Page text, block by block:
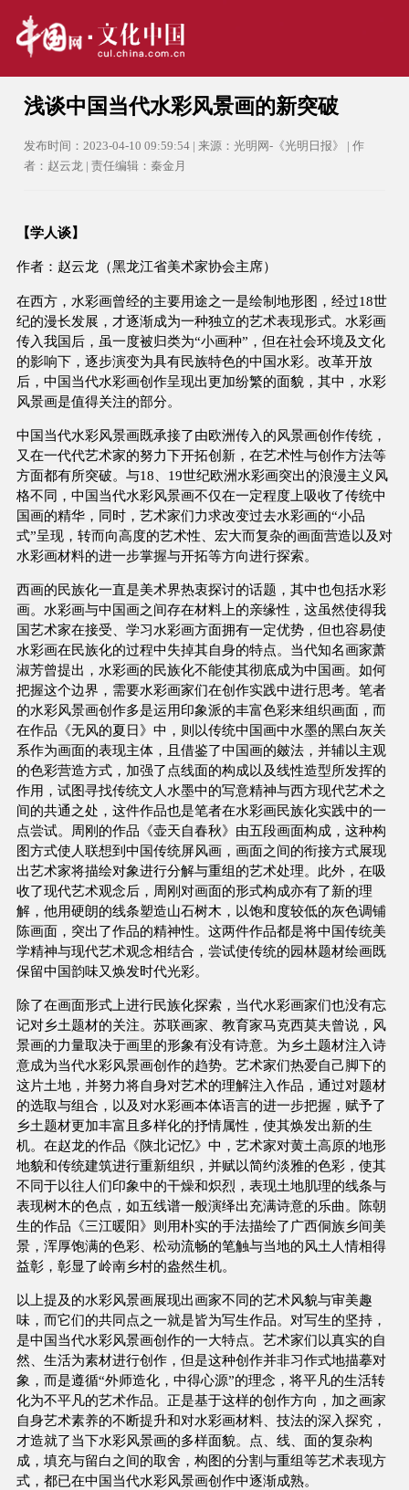
浅谈中国当代水彩风景画的新突破
发布时间：2023-04-10 09:59:54 | 来源：光明网-《光明日报》 | 作
者：赵云龙 | 责任编辑：秦金月
【学人谈】
作者：赵云龙（黑龙江省美术家协会主席）
在西方，水彩画曾经的主要用途之一是绘制地形图，经过18世
纪的漫长发展，才逐渐成为一种独立的艺术表现形式。水彩画
传入我国后，虽一度被归类为“小画种”，但在社会环境及文化
的影响下，逐步演变为具有民族特色的中国水彩。改革开放
后，中国当代水彩画创作呈现出更加纷繁的面貌，其中，水彩
风景画是值得关注的部分。
中国当代水彩风景画既承接了由欧洲传入的风景画创作传统，
又在一代代艺术家的努力下开拓创新，在艺术性与创作方法等
方面都有所突破。与18、19世纪欧洲水彩画突出的浪漫主义风
格不同，中国当代水彩风景画不仅在一定程度上吸收了传统中
国画的精华，同时，艺术家们力求改变过去水彩画的“小品
式”呈现，转而向高度的艺术性、宏大而复杂的画面营造以及对
水彩画材料的进一步掌握与开拓等方向进行探索。
西画的民族化一直是美术界热衷探讨的话题，其中也包括水彩
画。水彩画与中国画之间存在材料上的亲缘性，这虽然使得我
国艺术家在接受、学习水彩画方面拥有一定优势，但也容易使
水彩画在民族化的过程中失掉其自身的特点。当代知名画家萧
淑芳曾提出，水彩画的民族化不能使其彻底成为中国画。如何
把握这个边界，需要水彩画家们在创作实践中进行思考。笔者
的水彩风景画创作多是运用印象派的丰富色彩来组织画面，而
在作品《无风的夏日》中，则以传统中国画中水墨的黑白灰关
系作为画面的表现主体，且借鉴了中国画的皴法，并辅以主观
的色彩营造方式，加强了点线面的构成以及线性造型所发挥的
作用，试图寻找传统文人水墨中的写意精神与西方现代艺术之
间的共通之处，这件作品也是笔者在水彩画民族化实践中的一
点尝试。周刚的作品《壶天自春秋》由五段画面构成，这种构
图方式使人联想到中国传统屏风画，画面之间的衔接方式展现
出艺术家将描绘对象进行分解与重组的艺术处理。此外，在吸
收了现代艺术观念后，周刚对画面的形式构成亦有了新的理
解，他用硬朗的线条塑造山石树木，以饱和度较低的灰色调铺
陈画面，突出了作品的精神性。这两件作品都是将中国传统美
学精神与现代艺术观念相结合，尝试使传统的园林题材绘画既
保留中国韵味又焕发时代光彩。
除了在画面形式上进行民族化探索，当代水彩画家们也没有忘
记对乡土题材的关注。苏联画家、教育家马克西莫夫曾说，风
景画的力量取决于画里的形象有没有诗意。为乡土题材注入诗
意成为当代水彩风景画创作的趋势。艺术家们热爱自己脚下的
这片土地，并努力将自身对艺术的理解注入作品，通过对题材
的选取与组合，以及对水彩画本体语言的进一步把握，赋予了
乡土题材更加丰富且多样化的抒情属性，使其焕发出新的生
机。在赵龙的作品《陕北记忆》中，艺术家对黄土高原的地形
地貌和传统建筑进行重新组织，并赋以简约淡雅的色彩，使其
不同于以往人们印象中的干燥和炽烈，表现土地肌理的线条与
表现树木的色点，如五线谱一般演绎出充满诗意的乐曲。陈朝
生的作品《三江暖阳》则用朴实的手法描绘了广西侗族乡间美
景，浑厚饱满的色彩、松动流畅的笔触与当地的风土人情相得
益彰，彰显了岭南乡村的盎然生机。
以上提及的水彩风景画展现出画家不同的艺术风貌与审美趣
味，而它们的共同点之一就是皆为写生作品。对写生的坚持，
是中国当代水彩风景画创作的一大特点。艺术家们以真实的自
然、生活为素材进行创作，但是这种创作并非习作式地描摹对
象，而是遵循“外师造化，中得心源”的理念，将平凡的生活转
化为不平凡的艺术作品。正是基于这样的创作方向，加之画家
自身艺术素养的不断提升和对水彩画材料、技法的深入探究，
才造就了当下水彩风景画的多样面貌。点、线、面的复杂构
成，填充与留白之间的取舍，构图的分割与重组等艺术表现方
式，都已在中国当代水彩风景画创作中逐渐成熟。